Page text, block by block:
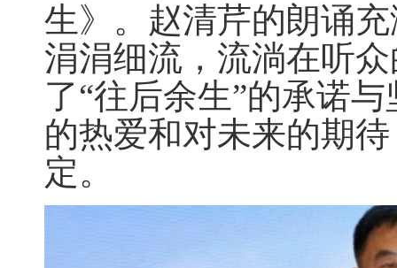
生》。赵清芹的朗诵
涓涓细流，流淌在听
了“往后余生”的承诺
的热爱和对未来的期
定。